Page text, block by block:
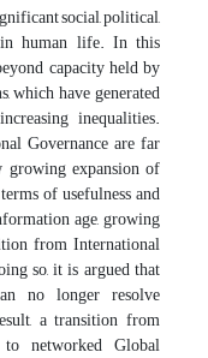
social, political,
in human life. In this
capacity held by
which have generated
inequalities.
Governance are far
expansion of
of usefulness and
age, growing
from International
so, it is argued that
no longer resolve
a transition from
to networked Global